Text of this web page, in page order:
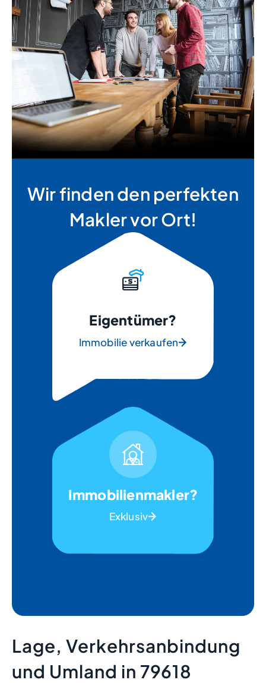
Wir finden den perfekten
Makler vor Ort!
Eigentümer?
Immobilie verkaufen
Immobilienmakler?
Exklusiv
Lage, Verkehrsanbindung
und Umland in 79618